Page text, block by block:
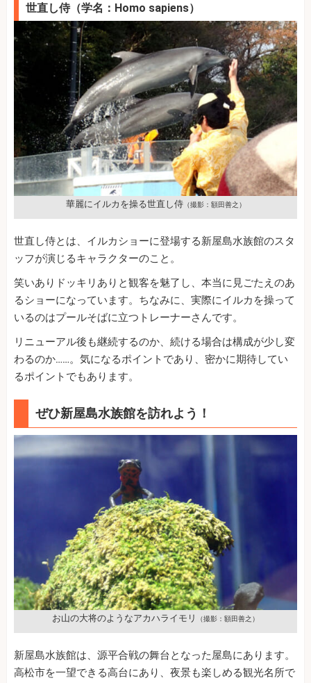
世直し侍（学名：Homo sapiens）
華麗にイルカを操る世直し侍（撮影：額田善之）
世直し侍とは、イルカショーに登場する新屋島水族館のスタ
ッフが演じるキャラクターのこと。
笑いありドッキリありと観客を魅了し、本当に見ごたえのあ
るショーになっています。ちなみに、実際にイルカを操って
いるのはプールそばに立つトレーナーさんです。
リニューアル後も継続するのか、続ける場合は構成が少し変
わるのか……。気になるポイントであり、密かに期待してい
るポイントでもあります。
ぜひ新屋島水族館を訪れよう！
お山の大将のようなアカハライモリ （撮影：額田善之）
新屋島水族館は、源平合戦の舞台となった屋島にあります。
高松市を一望できる高台にあり、夜景も楽しめる観光名所で